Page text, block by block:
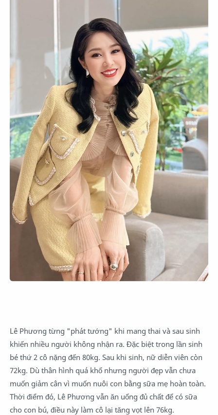
Lê Phương từng "phát tướng" khi mang thai và sau sinh
khiến nhiều người không nhận ra. Đặc biệt trong lần sinh
bé thứ 2 cô nặng đến 80kg. Sau khi sinh, nữ diễn viên còn
72kg. Dù thân hình quá khổ nhưng người đẹp vẫn chưa
muốn giảm cân vì muốn nuôi con bằng sữa mẹ hoàn toàn.
Thời điểm đó, Lê Phương vẫn ăn uống đủ chất để có sữa
cho con bú, điều này làm cô lại tăng vọt lên 76kg.